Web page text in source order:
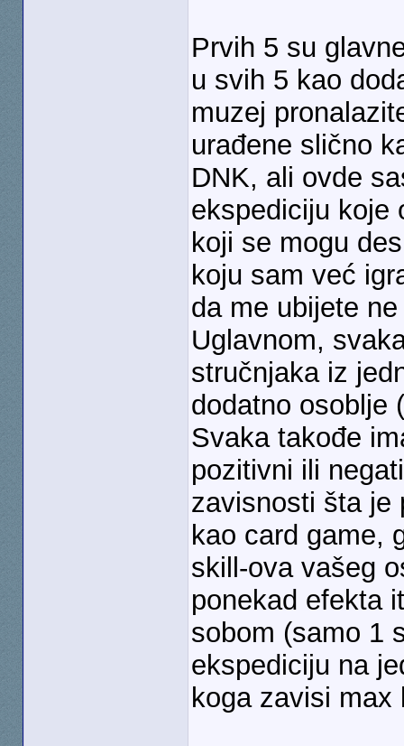
Prvih 5 su
u svih 5 kao
muzej
urađene slično
DNK, ali ovde
ekspediciju koje
koji se mogu
koju sam već
da me ubijete
Uglavnom,
stručnjaka iz
dodatno osoblje
Svaka takođe
pozitivni ili
zavisnosti šta je
kao card game,
skill-ova vašeg
ponekad efekta
sobom (samo 1
ekspediciju na
koga zavisi